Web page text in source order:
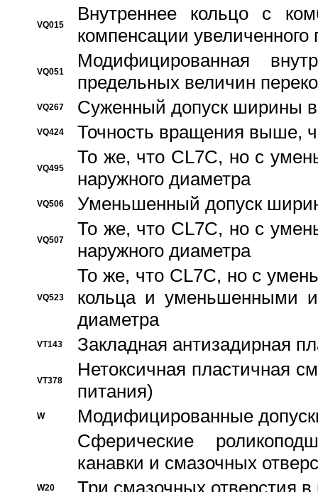
VQ015
Bнутреннее кольцо с
компенсации увеличенного
VQ051
Модифицированная
предельных величин
VQ267 Суженный допуск ширины
VQ424 Точность вращения выше,
VQ495
То же, что CL7C, но с
наружного диаметра
VQ506 Уменьшенный допуск
VQ507
То же, что CL7C, но с
наружного диаметра
VQ523
То же, что CL7C, но с
кольца и уменьшенными
диаметра
VT143 Закладная антизадирная
VT378
Нетоксичная пластичная
питания)
W
Модифицированные
Сферические
канавки и смазочных
W20 Три смазочных отверстия